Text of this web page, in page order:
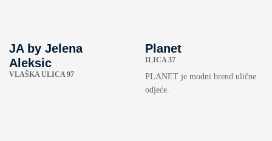
JA by Jelena
Aleksic
VLAŠKA ULICA 97
Planet
ILICA 37
PLANET je modni brend ulične
odjeće.